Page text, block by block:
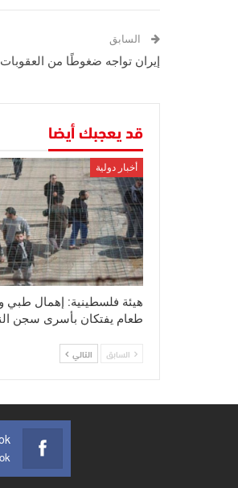
السابق
إيران تواجه ضغوطًا من العقوبات
قد يعجبك أيضا
أخبار دولية
هيئة فلسطينية: إهمال طبي
طعام يفتكان بأسرى سجن
السابق التالي